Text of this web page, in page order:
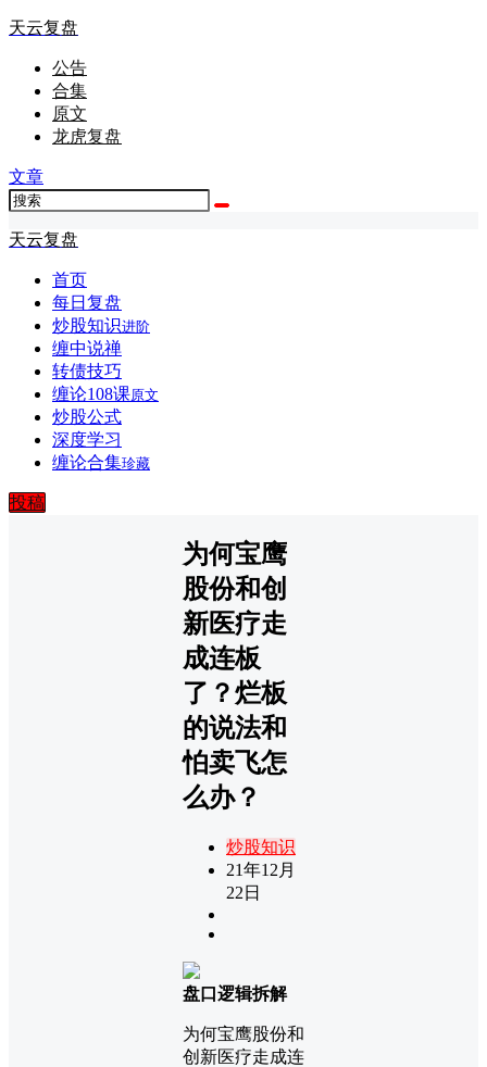
天云复盘
公告
合集
原文
龙虎复盘
文章
天云复盘
首页
每日复盘
炒股知识进阶
缠中说禅
转债技巧
缠论108课原文
炒股公式
深度学习
缠论合集珍藏
投稿
为何宝鹰
股份和创
新医疗走
成连板
了？烂板
的说法和
怕卖飞怎
么办？
炒股知识
21年12月
22日
盘口逻辑拆解
为何宝鹰股份和
创新医疗走成连